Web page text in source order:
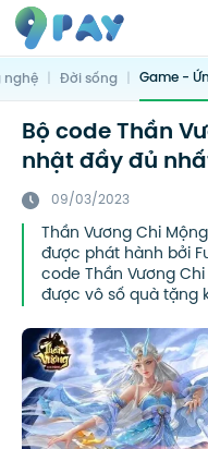
nghệ | Đời sống | Game -
Bộ code Thần
nhật đầy đủ
09/03/2023
Thần Vương Chi
được phát hành bởi
code Thần Vương
được vô số quà tặng